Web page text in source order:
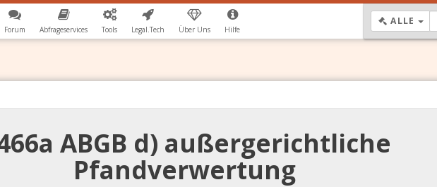
Forum Abfrageservices Tools Legal.Tech Über Uns Hilfe
ALLE
ABGB d) außergerichtliche
Pfandverwertung